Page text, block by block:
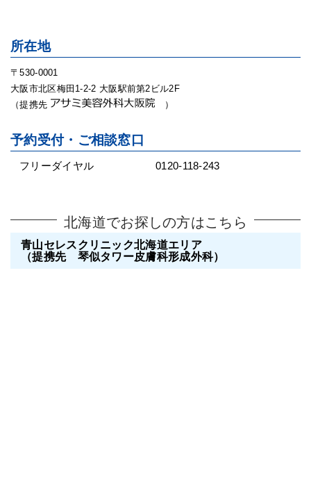
所在地
〒530-0001
大阪市北区梅田1-2-2 大阪駅前第2ビル2F
（提携先
）
予約受付・ご相談窓口
フリーダイヤル 0120-118-243
北海道でお探しの方はこちら
青山セレスクリニック北海道エリア
（提携先 琴似タワー皮膚科形成外科）